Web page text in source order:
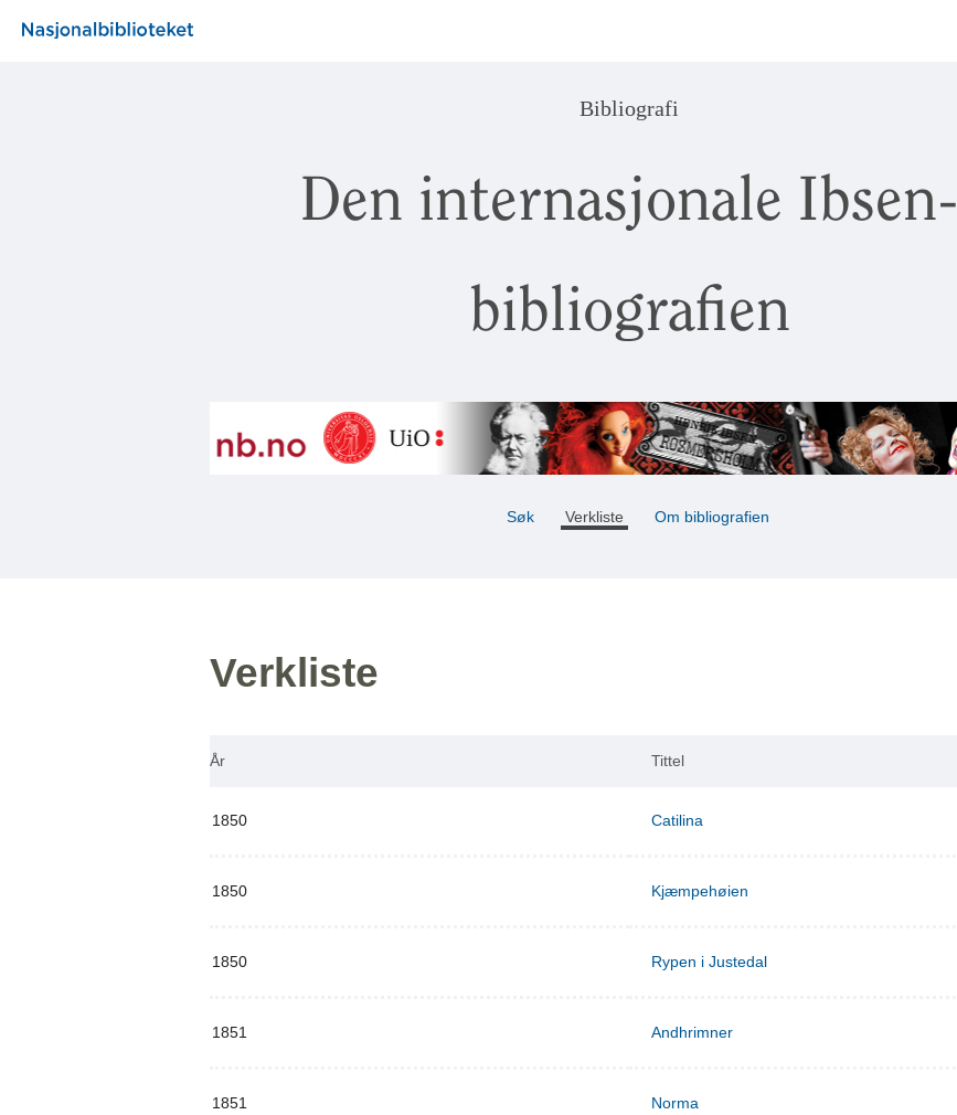
Bibliografi
Den internasjonale Ibsen-
bibliografien
Søk Verkliste Om bibliografien
Verkliste
År Tittel
1850 Catilina
1850 Kjæmpehøien
1850 Rypen i Justedal
1851 Andhrimner
1851 Norma